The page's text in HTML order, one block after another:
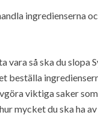
ingredienserna
vara så ska du slopa
beställa
viktiga saker
mycket du ska ha